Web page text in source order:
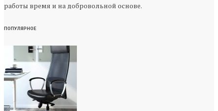
работы время и на добровольной основе.
ПОПУЛЯРНОЕ